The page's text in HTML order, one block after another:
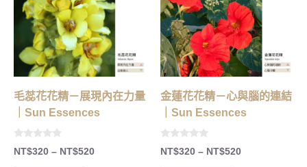
毛蕊花花精－展現內在力量
｜Sun Essences
0
o
NT$320 – NT$520
金蓮花花精－心與腦的連結
｜Sun Essences
0
o
NT$320 – NT$520